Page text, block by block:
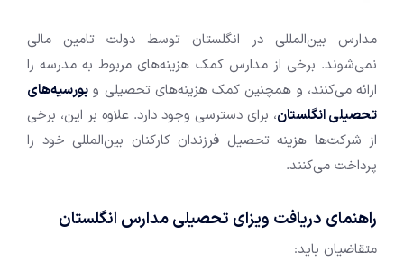
مدارس بین‌المللی در انگلستان توسط دولت تامین مالی
نمی‌شوند. برخی از مدارس کمک هزینه‌های مربوط به مدرسه را
ارائه می‌کنند، و همچنین کمک هزینه‌های تحصیلی و بورسیه‌های
تحصیلی انگلستان، برای دسترسی وجود دارد. علاوه بر این، برخی
از شرکت‌ها هزینه تحصیل فرزندان کارکنان بین‌المللی خود را
پرداخت می‌کنند.
راهنمای دریافت ویزای تحصیلی مدارس انگلستان
متقاضیان باید: